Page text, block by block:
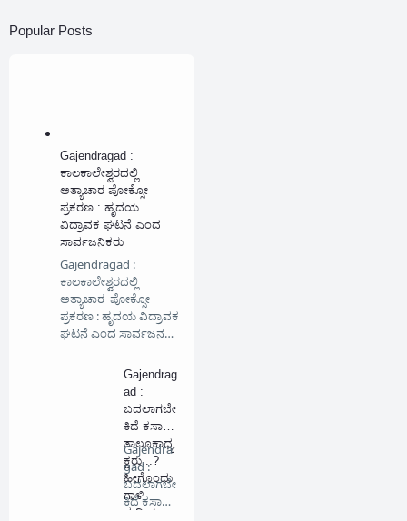
Popular Posts
Gajendragad :
ಕಾಲಕಾಲೇಶ್ವರದಲ್ಲಿ
ಅತ್ಯಾಚಾರ ಪೋಕ್ಸೋ
ಪ್ರಕರಣ : ಹೃದಯ
ವಿದ್ರಾವಕ ಘಟನೆ ಎಂದ
ಸಾರ್ವಜನಿಕರು
Gajendragad :
ಕಾಲಕಾಲೇಶ್ವರದಲ್ಲಿ
ಅತ್ಯಾಚಾರ ಪೋಕ್ಸೋ
ಪ್ರಕರಣ : ಹೃದಯ ವಿದ್ರಾವಕ
ಘಟನೆ ಎಂದ ಸಾರ್ವಜನ…
Gajendrag
ad :
ಬದಲಾಗಬೇ
ಕಿದೆ ಕಸಾಪ
ತಾಲೂಕಾಧ್ಯ
ಕ್ಷರು...?
ಹೀಗೊಂದು
ಗಾಳಿ
ಸುದ್ದಿಯ
Gajendra
gad :
ಬದಲಾಗಬೇ
ಕಿದೆ ಕಸಾಪ